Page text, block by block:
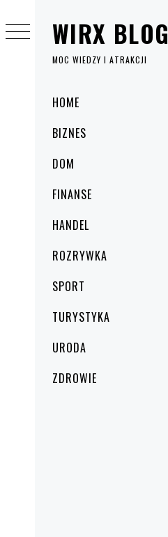
WIRX BLOG
MOC WIEDZY I ATRAKCJI
Menu
główne
HOME
BIZNES
DOM
FINANSE
HANDEL
ROZRYWKA
SPORT
TURYSTYKA
URODA
ZDROWIE
do
treści